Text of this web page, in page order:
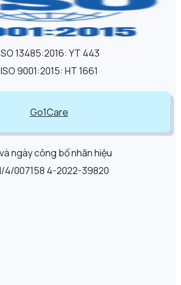
13485:2016: YT 443
ISO 9001:2015: HT 1661
Go1Care
ngày công bố nhãn hiệu
4/007158 4-2022-39820